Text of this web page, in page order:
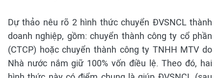
Dự thảo nêu rõ 2 hình thức chuyển ĐVSNCL thành
doanh nghiệp, gồm: chuyển thành công ty cổ phần
(CTCP) hoặc chuyển thành công ty TNHH MTV do
Nhà nước nắm giữ 100% vốn điều lệ. Theo đó, hai